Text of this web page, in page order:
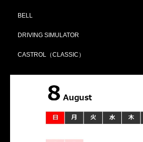
BELL
DRIVING SIMULATOR
CASTROL（CLASSIC）